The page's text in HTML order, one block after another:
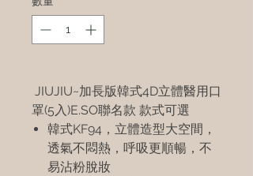
JIUJIU~加長版韓式4D立體醫用口
罩(5入)E.SO聯名款 款式可選
韓式KF94，立體造型大空間，
透氣不悶熱，呼吸更順暢，不
易沾粉脫妝